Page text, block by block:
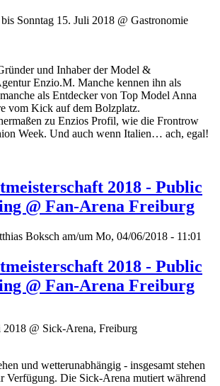
Sonntag 15. Juli 2018 @ Gastronomie
und Inhaber der Model &
Enzio.M. Manche kennen ihn als
als Entdecker von Top Model Anna
vom Kick auf dem Bolzplatz.
zu Enzios Profil, wie die Frontrow
Week. Und auch wenn Italien… ach, egal!
2018 - Public
@ Fan-Arena Freiburg
Boksch am/um Mo, 04/06/2018 - 11:01
2018 - Public
@ Fan-Arena Freiburg
2018 @ Sick-Arena, Freiburg
und wetterunabhängig - insgesamt stehen
Verfügung. Die Sick-Arena mutiert während